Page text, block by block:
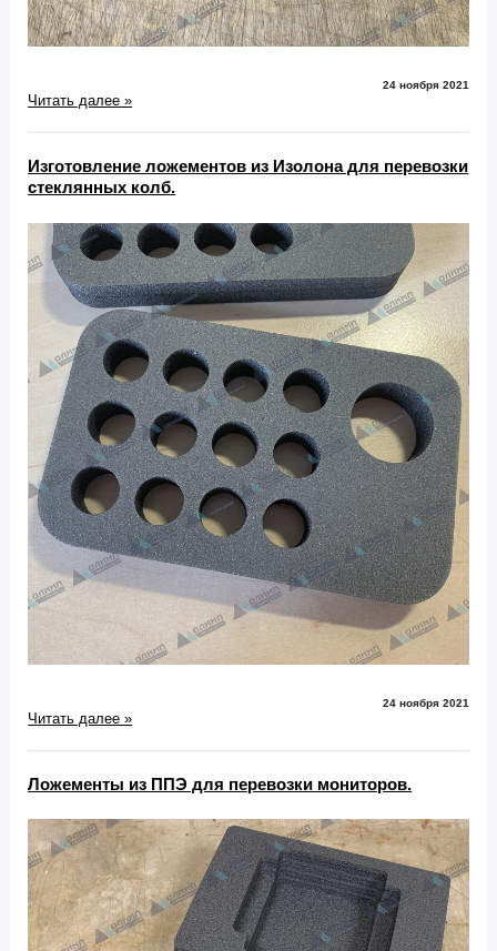
24 ноября 2021
Читать далее »
Изготовление ложементов из Изолона для перевозки
стеклянных колб.
24 ноября 2021
Читать далее »
Ложементы из ППЭ для перевозки мониторов.